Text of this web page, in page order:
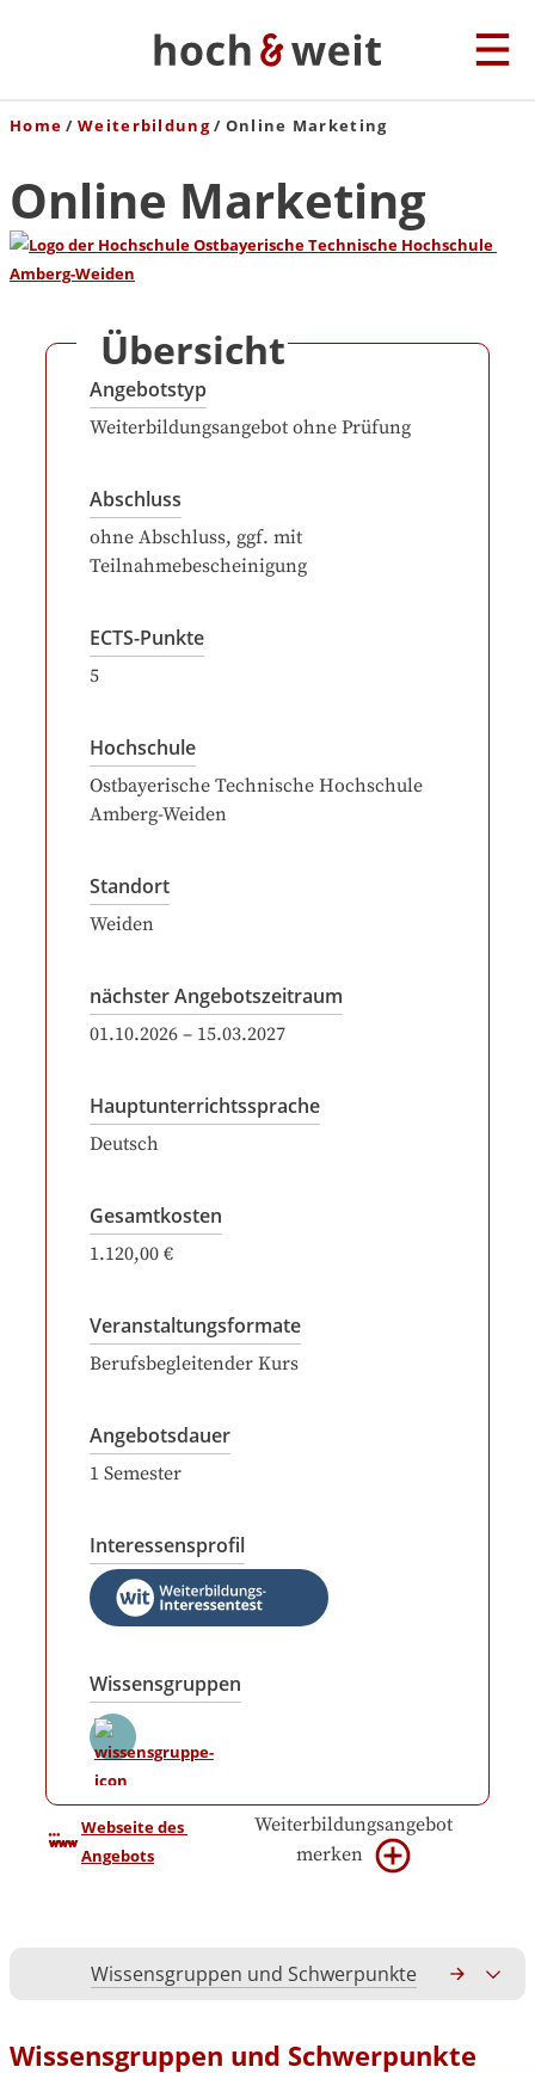
Home Weiterbildung Online Marketing
Online Marketing
Übersicht
Angebotstyp
Weiterbildungsangebot ohne Prüfung
Abschluss
ohne Abschluss, ggf. mit
Teilnahmebescheinigung
ECTS-Punkte
5
Hochschule
Ostbayerische Technische Hochschule
Amberg-Weiden
Standort
Weiden
nächster Angebotszeitraum
01.10.2026 – 15.03.2027
Hauptunterrichtssprache
Deutsch
Gesamtkosten
1.120,00 €
Veranstaltungsformate
Berufsbegleitender Kurs
Angebotsdauer
1 Semester
Interessensprofil
Wissensgruppen
Webseite des
Angebots
Weiterbildungsangebot
merken
Wissensgruppen und Schwerpunkte
Wissensgruppen und Schwerpunkte